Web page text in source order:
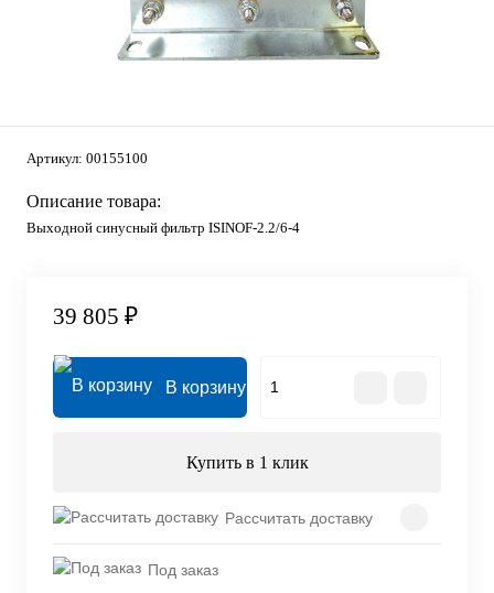
Артикул: 00155100
Описание товара:
Выходной синусный фильтр ISINOF-2.2/6-4
39 805 ₽
В корзину
Купить в 1 клик
Рассчитать доставку
Под заказ